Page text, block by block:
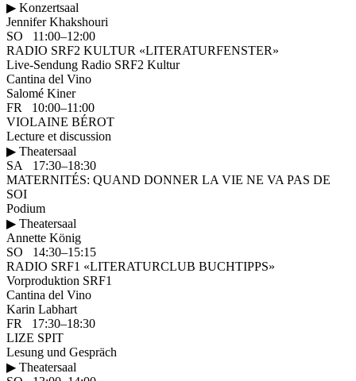
▶ Konzertsaal
Jennifer Khakshouri
SO 11:00–12:00
RADIO SRF2 KULTUR «LITERATURFENSTER»
Live-Sendung Radio SRF2 Kultur
Cantina del Vino
Salomé Kiner
FR 10:00–11:00
VIOLAINE BÉROT
Lecture et discussion
▶ Theatersaal
SA 17:30–18:30
MATERNITÉS: QUAND DONNER LA VIE NE VA PAS DE
SOI
Podium
▶ Theatersaal
Annette König
SO 14:30–15:15
RADIO SRF1 «LITERATURCLUB BUCHTIPPS»
Vorproduktion SRF1
Cantina del Vino
Karin Labhart
FR 17:30–18:30
LIZE SPIT
Lesung und Gespräch
▶ Theatersaal